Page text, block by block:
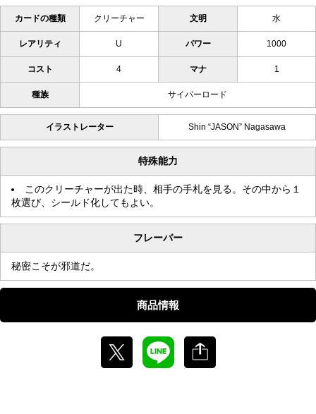
カードの種類 クリーチャー 文明 水
レアリティ U パワー 1000
コスト 4 マナ 1
種族 サイバーロード
イラストレーター Shin “JASON” Nagasawa
特殊能力
このクリーチャーが出た時、相手の手札を見る。その中から１
枚選び、シールド化してもよい。
フレーバー
秘密こそが邪道だ。
商品情報